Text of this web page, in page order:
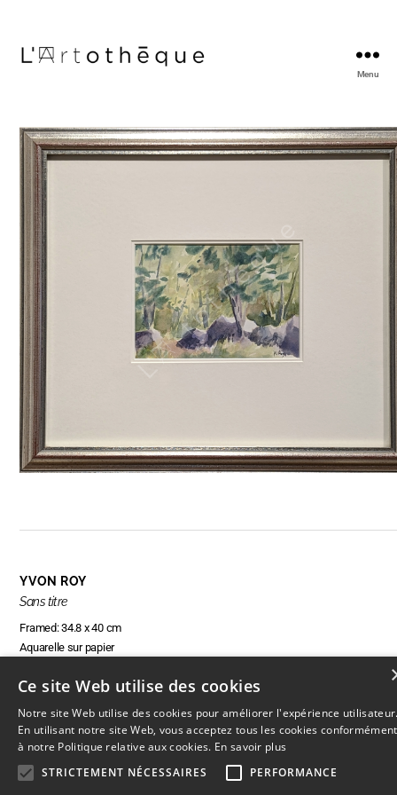
Menu
YVON ROY
Sans titre
Framed: 34.8 x 40 cm
Aquarelle sur papier
Ce site Web utilise des cookies
Notre site Web utilise des cookies pour améliorer l'expérience
En utilisant notre site Web, vous acceptez tous les cookies conformément
à notre Politique relative aux cookies. En savoir plus
STRICTEMENT NÉCESSAIRES
PERFORMANCE